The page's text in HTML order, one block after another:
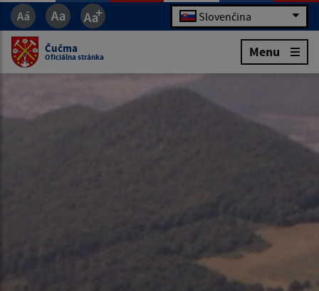
Slovenčina
Čučma
Oficiálna stránka Menu